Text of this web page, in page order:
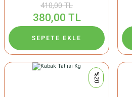
410,00 TL
380,00 TL
SEPETE EKLE
%20